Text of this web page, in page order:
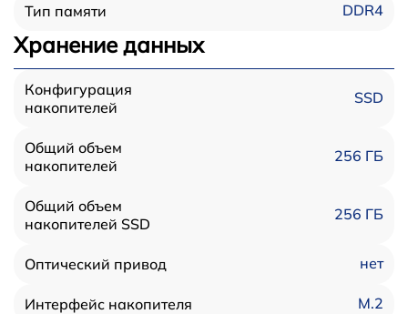
Тип памяти DDR4
Хранение данных
Конфигурация
накопителей
SSD
Общий объем
накопителей
256 ГБ
Общий объем
накопителей SSD
256 ГБ
Оптический привод нет
Интерфейс накопителя M.2